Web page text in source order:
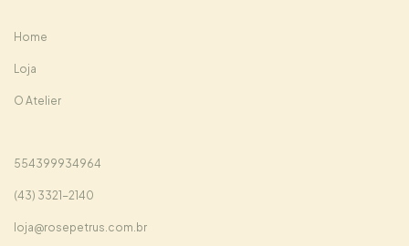
Home
Loja
O Atelier
554399934964
(43) 3321-2140
loja@rosepetrus.com.br